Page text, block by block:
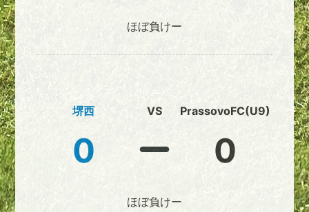
ほぼ負けー
堺西
0
VS PrassovoFC(U9)
0
ほぼ負けー